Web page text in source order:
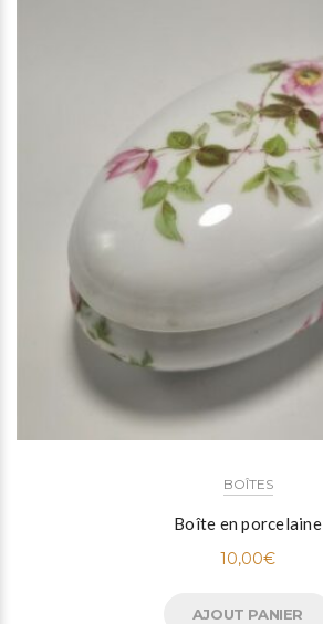
BOÎTES
Boîte en porcelaine
10,00€
AJOUT PANIER